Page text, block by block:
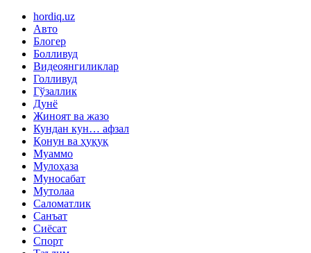
hordiq.uz
Авто
Блогер
Болливуд
Видеоянгиликлар
Голливуд
Гўзаллик
Дунё
Жиноят ва жазо
Кундан кун… афзал
Қонун ва ҳуқуқ
Муаммо
Мулоҳаза
Муносабат
Мутолаа
Саломатлик
Санъат
Сиёсат
Спорт